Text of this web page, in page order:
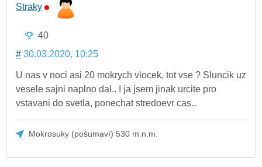
Straky
40
# 30.03.2020, 10:25
U nas v noci asi 20 mokrych vlocek, tot vse ? Sluncik uz
vesele sajni naplno dal.. I ja jsem jinak urcite pro
vstavani do svetla, ponechat stredoevr cas..
Mokrosuky (pošumaví) 530 m.n.m.